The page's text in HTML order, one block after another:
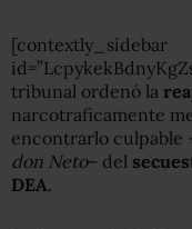
[contextly_sidebar
tribunal ordenó la
narcotraficamente
encontrarlo culpable
don Neto– del
DEA.